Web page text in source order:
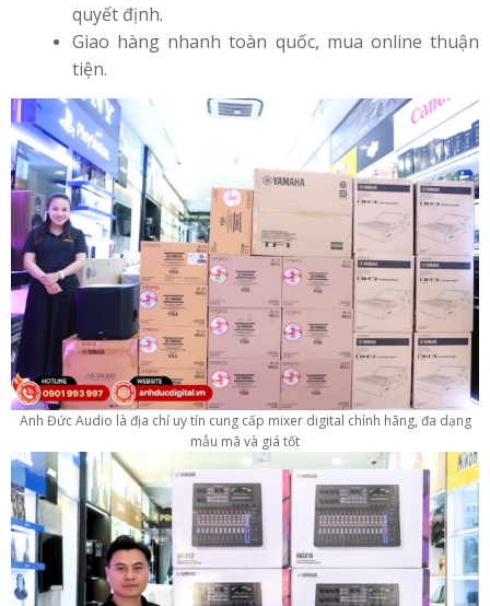
quyết định.
Giao hàng nhanh toàn quốc, mua online thuận
tiện.
Anh Đức Audio là địa chỉ uy tín cung cấp mixer digital chính hãng, đa dạng
mẫu mã và giá tốt